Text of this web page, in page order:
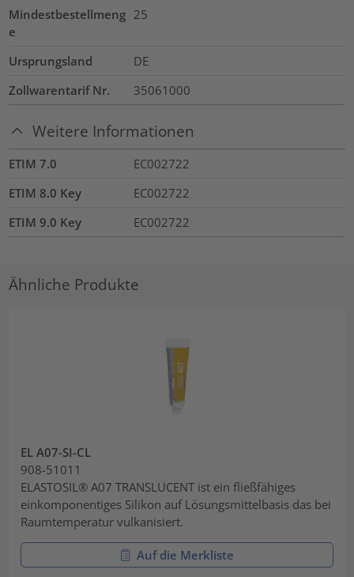
Mindestbestellmeng
e
25
Ursprungsland
DE
Zollwarentarif Nr.
35061000
Weitere Informationen
ETIM 7.0
EC002722
ETIM 8.0 Key
EC002722
ETIM 9.0 Key
EC002722
Ähnliche Produkte
EL A07-SI-CL
908-51011
ELASTOSIL® A07 TRANSLUCENT ist ein fließfähiges
einkomponentiges Silikon auf Lösungsmittelbasis das bei
Raumtemperatur vulkanisiert.
Auf die Merkliste